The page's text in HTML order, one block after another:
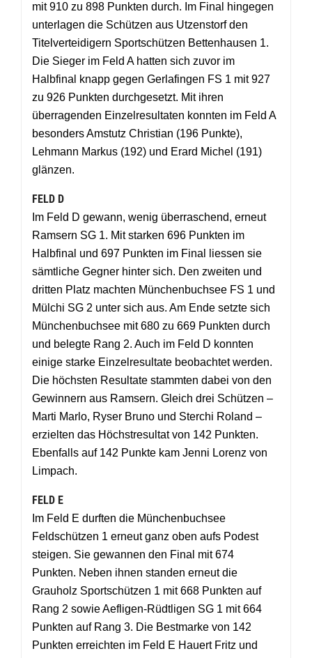
mit 910 zu 898 Punkten durch. Im Final hingegen
unterlagen die Schützen aus Utzenstorf den
Titelverteidigern Sportschützen Bettenhausen 1.
Die Sieger im Feld A hatten sich zuvor im
Halbfinal knapp gegen Gerlafingen FS 1 mit 927
zu 926 Punkten durchgesetzt. Mit ihren
überragenden Einzelresultaten konnten im Feld A
besonders Amstutz Christian (196 Punkte),
Lehmann Markus (192) und Erard Michel (191)
glänzen.
FELD D
Im Feld D gewann, wenig überraschend, erneut
Ramsern SG 1. Mit starken 696 Punkten im
Halbfinal und 697 Punkten im Final liessen sie
sämtliche Gegner hinter sich. Den zweiten und
dritten Platz machten Münchenbuchsee FS 1 und
Mülchi SG 2 unter sich aus. Am Ende setzte sich
Münchenbuchsee mit 680 zu 669 Punkten durch
und belegte Rang 2. Auch im Feld D konnten
einige starke Einzelresultate beobachtet werden.
Die höchsten Resultate stammten dabei von den
Gewinnern aus Ramsern. Gleich drei Schützen –
Marti Marlo, Ryser Bruno und Sterchi Roland –
erzielten das Höchstresultat von 142 Punkten.
Ebenfalls auf 142 Punkte kam Jenni Lorenz von
Limpach.
FELD E
Im Feld E durften die Münchenbuchsee
Feldschützen 1 erneut ganz oben aufs Podest
steigen. Sie gewannen den Final mit 674
Punkten. Neben ihnen standen erneut die
Grauholz Sportschützen 1 mit 668 Punkten auf
Rang 2 sowie Aefligen-Rüdtligen SG 1 mit 664
Punkten auf Rang 3. Die Bestmarke von 142
Punkten erreichten im Feld E Hauert Fritz und